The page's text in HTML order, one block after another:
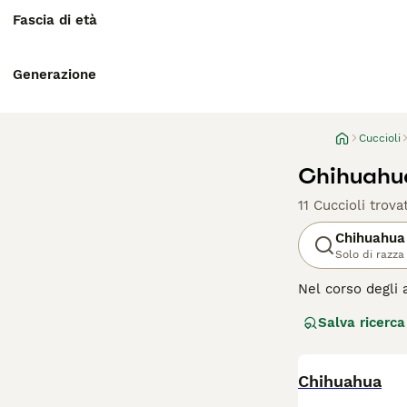
Fascia di età
Generazione
Cuccioli
11 Cuccioli
Chihuahua
Solo di razza
Nel corso degli
essere più
maggior tempo
Salva ricerca
Chihuahua